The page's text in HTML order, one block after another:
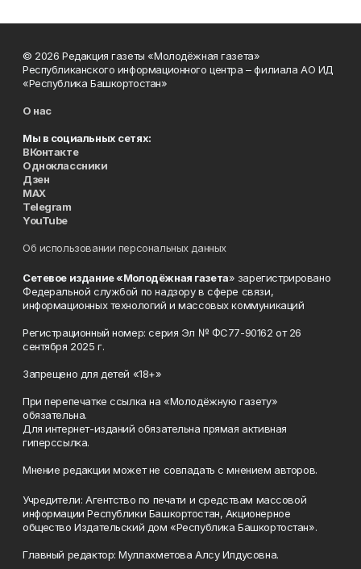
© 2026 Редакция газеты «Молодёжная газета»
Республиканского информационного центра – филиала АО ИД
«Республика Башкортостан»
О нас
Мы в социальных сетях:
ВКонтакте
Одноклассники
Дзен
MAX
Telegram
YouTube
Об использовании персональных данных
Сетевое издание «Молодёжная газета» зарегистрировано
Федеральной службой по надзору в сфере связи,
информационных технологий и массовых коммуникаций
Регистрационный номер: серия Эл № ФС77-90162 от 26
сентября 2025 г.
Запрещено для детей «18+»
При перепечатке ссылка на «Молодёжную газету»
обязательна.
Для интернет-изданий обязательна прямая активная
гиперссылка.
Мнение редакции может не совпадать с мнением авторов.
Учредители: Агентство по печати и средствам массовой
информации Республики Башкортостан, Акционерное
общество Издательский дом «Республика Башкортостан».
Главный редактор: Муллахметова Алсу Илдусовна.